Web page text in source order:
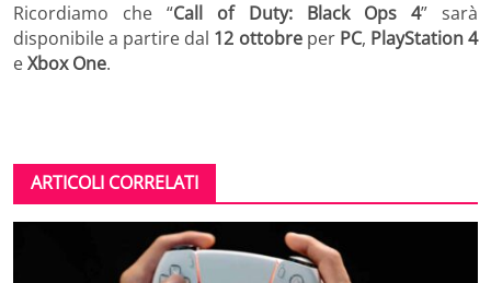
Ricordiamo che “Call of Duty: Black Ops 4” sarà
disponibile a partire dal 12 ottobreper PC, PlayStation 4
eXbox One.
ARTICOLI CORRELATI